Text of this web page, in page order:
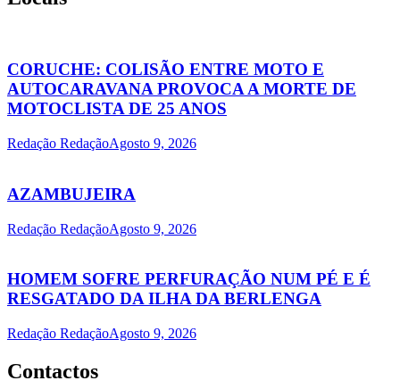
CORUCHE: COLISÃO ENTRE MOTO E
AUTOCARAVANA PROVOCA A MORTE DE
MOTOCLISTA DE 25 ANOS
Redação RedaçãoAgosto 9, 2026
AZAMBUJEIRA
Redação RedaçãoAgosto 9, 2026
HOMEM SOFRE PERFURAÇÃO NUM PÉ E É
RESGATADO DA ILHA DA BERLENGA
Redação RedaçãoAgosto 9, 2026
Contactos